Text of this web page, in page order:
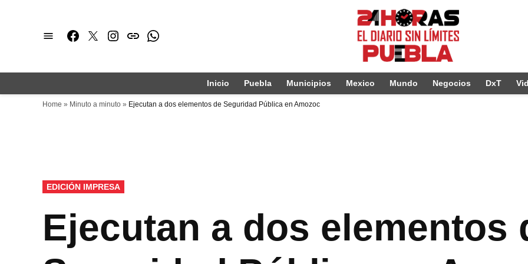
Facebook
TwitterInstagram
issuuWhatsapp
Inicio Puebla Municipios Mexico Mundo Negocios DxT
Home » Minuto a minuto » Ejecutan a dos elementos de Seguridad Pública en Amozoc
PUBLICADO
EN
EDICIÓN IMPRESA
Ejecutan a dos elementos